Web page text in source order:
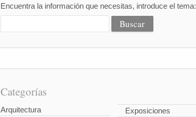
Encuentra la información que necesitas, introduce el tema:
Categorías
Arquitectura
Exposiciones